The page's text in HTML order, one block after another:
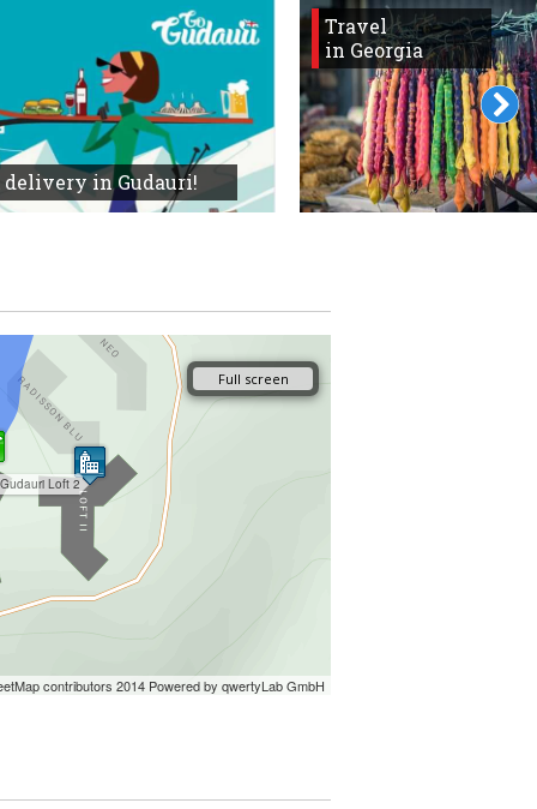
delivery in Gudauri!
Travel
in Georgia